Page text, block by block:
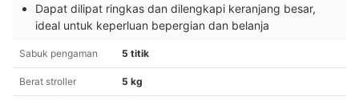
Dapat dilipat ringkas dan dilengkapi keranjang besar,
ideal untuk keperluan bepergian dan belanja
Sabuk pengaman 5 titik
Berat stroller 5 kg